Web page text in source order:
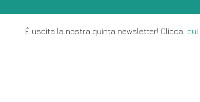
È uscita la nostra quinta newsletter! Clicca qui